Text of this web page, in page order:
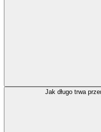
Jak długo trwa